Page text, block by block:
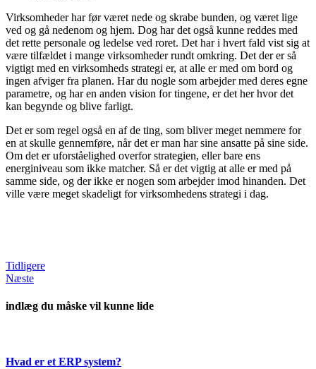
Virksomheder har før været nede og skrabe bunden, og været lige
ved og gå nedenom og hjem. Dog har det også kunne reddes med
det rette personale og ledelse ved roret. Det har i hvert fald vist sig at
være tilfældet i mange virksomheder rundt omkring. Det der er så
vigtigt med en virksomheds strategi er, at alle er med om bord og
ingen afviger fra planen. Har du nogle som arbejder med deres egne
parametre, og har en anden vision for tingene, er det her hvor det
kan begynde og blive farligt.
Det er som regel også en af de ting, som bliver meget nemmere for
en at skulle gennemføre, når det er man har sine ansatte på sine side.
Om det er uforståelighed overfor strategien, eller bare ens
energiniveau som ikke matcher. Så er det vigtig at alle er med på
samme side, og der ikke er nogen som arbejder imod hinanden. Det
ville være meget skadeligt for virksomhedens strategi i dag.
Tidligere
Næste
indlæg du måske vil kunne lide
Hvad er et ERP system?